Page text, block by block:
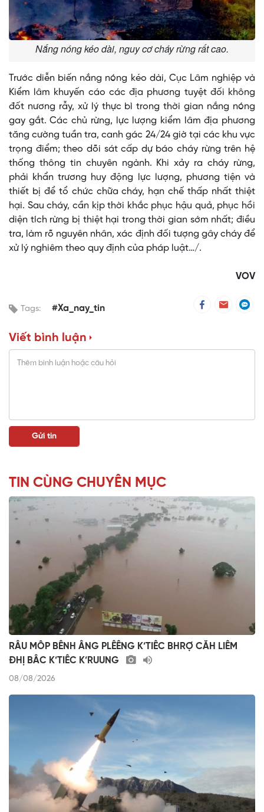
Nắng nóng kéo dài, nguy cơ cháy rừng rất cao.
Trước diễn biến nắng nóng kéo dài, Cục Lâm nghiệp và
Kiểm lâm khuyến cáo các địa phương tuyệt đối không
đốt nương rẫy, xử lý thực bì trong thời gian nắng nóng
gay gắt. Các chủ rừng, lực lượng kiểm lâm địa phương
tăng cường tuần tra, canh gác 24/24 giờ tại các khu vực
trọng điểm; theo dõi sát cấp dự báo cháy rừng trên hệ
thống thông tin chuyên ngành. Khi xảy ra cháy rừng,
phải khẩn trương huy động lực lượng, phương tiện và
thiết bị để tổ chức chữa cháy, hạn chế thấp nhất thiệt
hại. Sau cháy, cần kịp thời khắc phục hậu quả, phục hồi
diện tích rừng bị thiệt hại trong thời gian sớm nhất; điều
tra, làm rõ nguyên nhân, xác định đối tượng gây cháy để
xử lý nghiêm theo quy định của pháp luật…/.
VOV
Tags: #Xa_nay_tin
Viết bình luận
TIN CÙNG CHUYÊN MỤC
RÂU MÔP BÊNH ÂNG PLÊÊNG K’TIÊC BHRỢ CĂH LIÊM
ĐHỊ BÂC K’TIÊC K’RUUNG
08/08/2026